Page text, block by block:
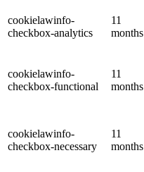
cookielawinfo-
checkbox-analytics
11
months
cookielawinfo-
checkbox-functional
11
months
cookielawinfo-
checkbox-necessary
11
months